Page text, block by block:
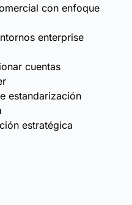
con enfoque
enterprise
cuentas
estandarización
estratégica